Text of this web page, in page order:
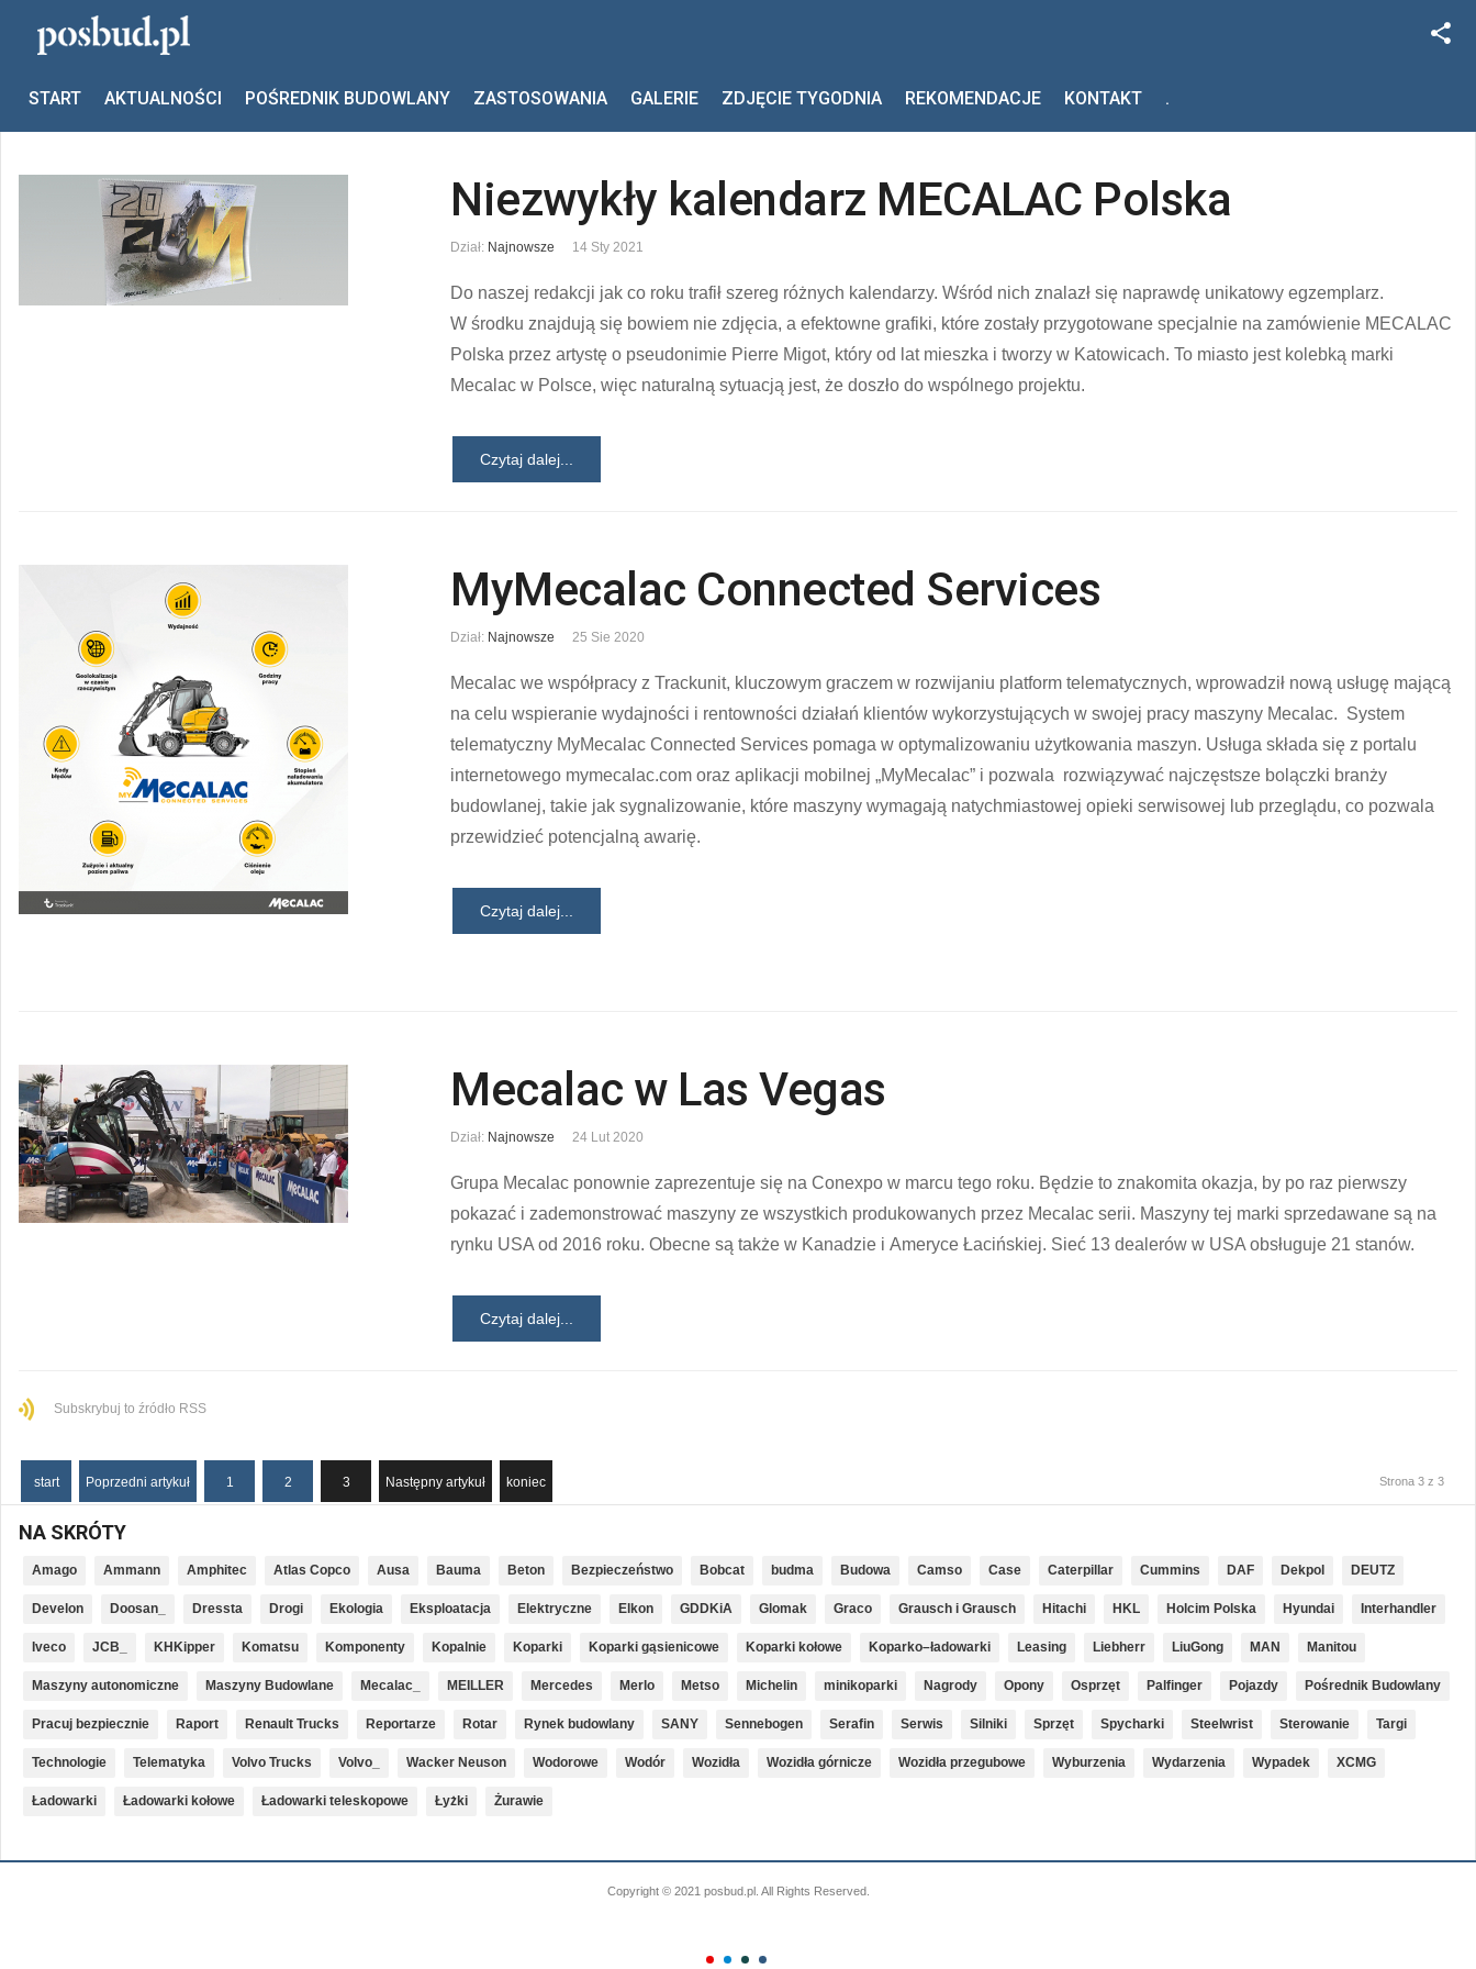
START AKTUALNOŚCI POŚREDNIK BUDOWLANY ZASTOSOWANIA GALERIE ZDJĘCIE TYGODNIA REKOMENDACJE KONTAKT .
Jesteś tutaj: Start Mecalac Szukaj
Niezwykły kalendarz MECALAC Polska
Dział: Najnowsze 14 Sty 2021
Do naszej redakcji jak co roku trafił szereg różnych kalendarzy. Wśród nich znalazł się naprawdę unikatowy egzemplarz.
W środku znajdują się bowiem nie zdjęcia, a efektowne grafiki, które zostały przygotowane specjalnie na zamówienie MECALAC
Polska przez artystę o pseudonimie Pierre Migot, który od lat mieszka i tworzy w Katowicach. To miasto jest kolebką marki
Mecalac w Polsce, więc naturalną sytuacją jest, że doszło do wspólnego projektu.
Czytaj dalej...
MyMecalac Connected Services
Dział: Najnowsze 25 Sie 2020
Mecalac we współpracy z Trackunit, kluczowym graczem w rozwijaniu platform telematycznych, wprowadził nową usługę mającą
na celu wspieranie wydajności i rentowności działań klientów wykorzystujących w swojej pracy maszyny Mecalac. System
telematyczny MyMecalac Connected Services pomaga w optymalizowaniu użytkowania maszyn. Usługa składa się z portalu
internetowego mymecalac.com oraz aplikacji mobilnej „MyMecalac” i pozwala rozwiązywać najczęstsze bolączki branży
budowlanej, takie jak sygnalizowanie, które maszyny wymagają natychmiastowej opieki serwisowej lub przeglądu, co pozwala
przewidzieć potencjalną awarię.
Czytaj dalej...
Mecalac w Las Vegas
Dział: Najnowsze 24 Lut 2020
Grupa Mecalac ponownie zaprezentuje się na Conexpo w marcu tego roku. Będzie to znakomita okazja, by po raz pierwszy
pokazać i zademonstrować maszyny ze wszystkich produkowanych przez Mecalac serii. Maszyny tej marki sprzedawane są na
rynku USA od 2016 roku. Obecne są także w Kanadzie i Ameryce Łacińskiej. Sieć 13 dealerów w USA obsługuje 21 stanów.
Czytaj dalej...
Subskrybuj to źródło RSS
start Poprzedni artykuł 1 2 3 Następny artykuł koniec Strona 3 z 3
NA SKRÓTY
Amago Ammann Amphitec Atlas Copco Ausa Bauma Beton Bezpieczeństwo Bobcat budma Budowa Camso Case Caterpillar Cummins DAF Dekpol DEUTZ
Develon Doosan_ Dressta Drogi Ekologia Eksploatacja Elektryczne Elkon GDDKiA Glomak Graco Grausch i Grausch Hitachi HKL Holcim Polska Hyundai Interhandler
Iveco JCB_ KHKipper Komatsu Komponenty Kopalnie Koparki Koparki gąsienicowe Koparki kołowe Koparko–ładowarki Leasing Liebherr LiuGong MAN Manitou
Maszyny autonomiczne Maszyny Budowlane Mecalac_ MEILLER Mercedes Merlo Metso Michelin minikoparki Nagrody Opony Osprzęt Palfinger Pojazdy Pośrednik Budowlany
Pracuj bezpiecznie Raport Renault Trucks Reportarze Rotar Rynek budowlany SANY Sennebogen Serafin Serwis Silniki Sprzęt Spycharki Steelwrist Sterowanie Targi
Technologie Telematyka Volvo Trucks Volvo_ Wacker Neuson Wodorowe Wodór Wozidła Wozidła górnicze Wozidła przegubowe Wyburzenia Wydarzenia Wypadek XCMG
Ładowarki Ładowarki kołowe Ładowarki teleskopowe Łyżki Żurawie
Copyright © 2021 posbud.pl. All Rights Reserved.